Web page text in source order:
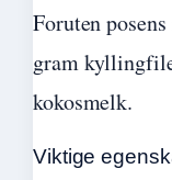
Foruten
gram
kokosmelk.
Viktige